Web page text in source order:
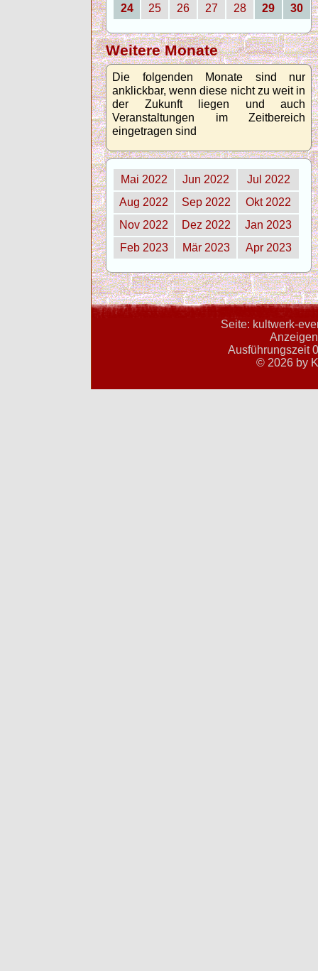
24
25 26 27 28 29 30
Weitere Monate
Die folgenden Monate sind nur
anklickbar, wenn diese nicht zu weit in
der Zukunft liegen und auch
Veranstaltungen im Zeitbereich
eingetragen sind
Mai 2022 Jun 2022
Jul 2022
Aug 2022
Sep 2022
Okt 2022
Nov 2022
Dez 2022
Jan 2023
Feb 2023
Mär 2023 Apr 2023
Seite: kultwerk-
Ausführungszeit
© 2026 by